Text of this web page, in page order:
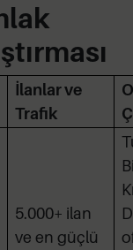
İlanlar ve
Trafik
5.000+ ilan
ve en güçlü